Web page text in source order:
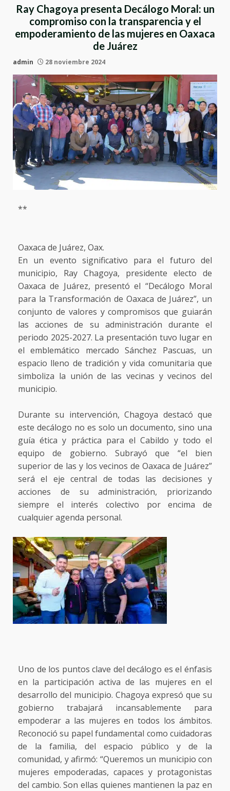
Ray Chagoya presenta Decálogo Moral: un
compromiso con la transparencia y el
empoderamiento de las mujeres en Oaxaca
de Juárez
admin 28 noviembre 2024
**
Oaxaca de Juárez, Oax.
En un evento significativo para el futuro del
municipio, Ray Chagoya, presidente electo de
Oaxaca de Juárez, presentó el “Decálogo Moral
para la Transformación de Oaxaca de Juárez”, un
conjunto de valores y compromisos que guiarán
las acciones de su administración durante el
periodo 2025-2027. La presentación tuvo lugar en
el emblemático mercado Sánchez Pascuas, un
espacio lleno de tradición y vida comunitaria que
simboliza la unión de las vecinas y vecinos del
municipio.
Durante su intervención, Chagoya destacó que
este decálogo no es solo un documento, sino una
guía ética y práctica para el Cabildo y todo el
equipo de gobierno. Subrayó que “el bien
superior de las y los vecinos de Oaxaca de Juárez”
será el eje central de todas las decisiones y
acciones de su administración, priorizando
siempre el interés colectivo por encima de
cualquier agenda personal.
Uno de los puntos clave del decálogo es el énfasis
en la participación activa de las mujeres en el
desarrollo del municipio. Chagoya expresó que su
gobierno trabajará incansablemente para
empoderar a las mujeres en todos los ámbitos.
Reconoció su papel fundamental como cuidadoras
de la familia, del espacio público y de la
comunidad, y afirmó: “Queremos un municipio con
mujeres empoderadas, capaces y protagonistas
del cambio. Son ellas quienes mantienen la paz en